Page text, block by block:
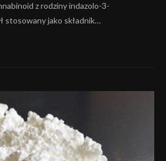
z rodziny indazolo-3-
stosowany jako składnik…